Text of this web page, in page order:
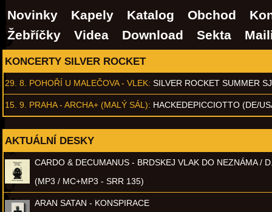
Novinky Kapely Katalog Obchod
Žebříčky
Videa Download Sekta
KONCERTY SILVER ROCKET
29. 8. POHOŘÍ U MALEČOVA - VLEK: SILVER ROCKET SUMMER
15. 9. PRAHA - ARCHA+ (MALÝ SÁL): HACKEDEPICCIOTTO (DE/
AKTUÁLNÍ DESKY
CARDO & DECUMANUS - BRDSKEJ VLAK DO NEZNÁMA /
(MP3 / MC+MP3 - SRR 135)
ARAN SATAN - KONSPIRACE